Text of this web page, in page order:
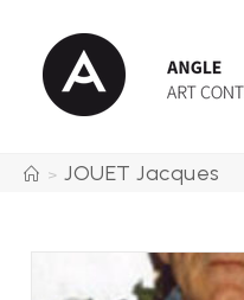
content
> JOUET Jacques